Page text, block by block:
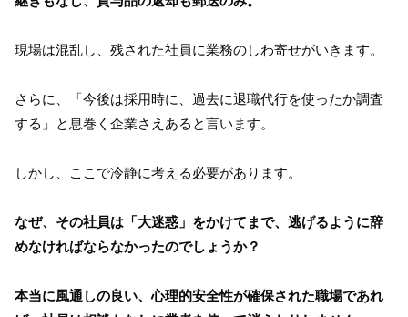
現場は混乱し、残された社員に業務のしわ寄せがいきます。
さらに、「今後は採用時に、過去に退職代行を使ったか調査
する」と息巻く企業さえあると言います。
しかし、ここで冷静に考える必要があります。
なぜ、その社員は「大迷惑」をかけてまで、逃げるように辞
めなければならなかったのでしょうか？
本当に風通しの良い、心理的安全性が確保された職場であれ